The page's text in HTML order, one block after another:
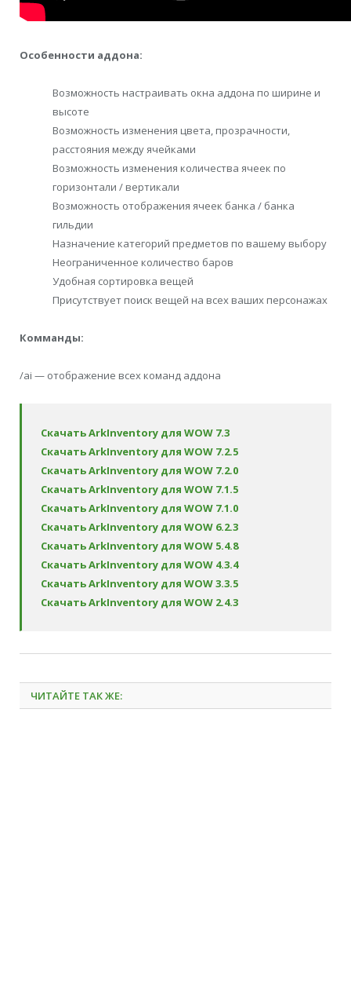
Особенности аддона:
Возможность настраивать окна аддона по ширине и
высоте
Возможность изменения цвета, прозрачности,
расстояния между ячейками
Возможность изменения количества ячеек по
горизонтали / вертикали
Возможность отображения ячеек банка / банка
гильдии
Назначение категорий предметов по вашему выбору
Неограниченное количество баров
Удобная сортировка вещей
Присутствует поиск вещей на всех ваших персонажах
Комманды:
/ai — отображение всех команд аддона
Скачать ArkInventory для WOW 7.3
Скачать ArkInventory для WOW 7.2.5
Скачать ArkInventory для WOW 7.2.0
Скачать ArkInventory для WOW 7.1.5
Скачать ArkInventory для WOW 7.1.0
Скачать ArkInventory для WOW 6.2.3
Скачать ArkInventory для WOW 5.4.8
Скачать ArkInventory для WOW 4.3.4
Скачать ArkInventory для WOW 3.3.5
Скачать ArkInventory для WOW 2.4.3
ЧИТАЙТЕ ТАК ЖЕ: